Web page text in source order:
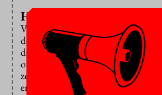
Hoorzittingen
Volgens de ombudsman heeft de
de wetenschapper geen goede
de keuze van geraadpleegde
over de beschuldigingen moesten
ze hem niet volledig hebben
en omvang van de klacht.